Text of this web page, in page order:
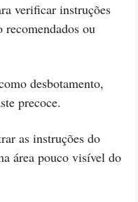
verificar instruções
recomendados ou
desbotamento,
precoce.
as instruções do
área pouco visível do